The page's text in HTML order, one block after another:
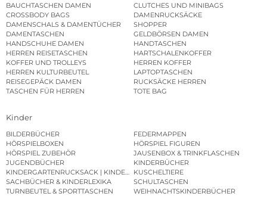
BAUCHTASCHEN DAMEN
CLUTCHES UND MINIBAGS
CROSSBODY BAGS
DAMENRUCKSÄCKE
DAMENSCHALS & DAMENTÜCHER
SHOPPER
DAMENTASCHEN
GELDBÖRSEN DAMEN
HANDSCHUHE DAMEN
HANDTASCHEN
HERREN REISETASCHEN
HARTSCHALENKOFFER
KOFFER UND TROLLEYS
HERREN KOFFER
HERREN KULTURBEUTEL
LAPTOPTASCHEN
REISEGEPÄCK DAMEN
RUCKSÄCKE HERREN
TASCHEN FÜR HERREN
TOTE BAG
Kinder
BILDERBÜCHER
FEDERMAPPEN
HÖRSPIELBOXEN
HÖRSPIEL FIGUREN
HÖRSPIEL ZUBEHÖR
JAUSENBOX & TRINKFLASCHEN
JUGENDBÜCHER
KINDERBÜCHER
KINDERGARTENRUCKSACK | KINDERGARTENBEUTEL
KUSCHELTIERE
SACHBÜCHER & KINDERLEXIKA
SCHULTASCHEN
TURNBEUTEL & SPORTTASCHEN
WEIHNACHTSKINDERBÜCHER